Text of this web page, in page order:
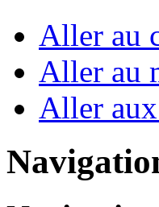
Aller au
Aller au
Aller